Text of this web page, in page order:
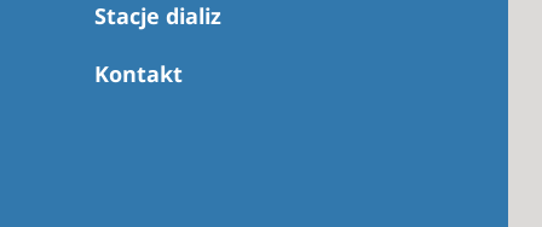
Stacje dializ
Kontakt